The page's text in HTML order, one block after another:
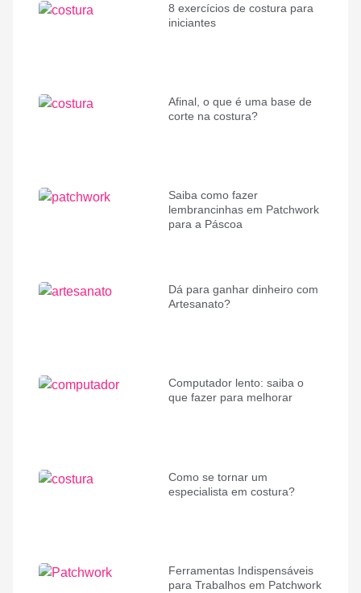
8 exercícios de costura para
iniciantes
Afinal, o que é uma base de
corte na costura?
Saiba como fazer
lembrancinhas em Patchwork
para a Páscoa
Dá para ganhar dinheiro com
Artesanato?
Computador lento: saiba o
que fazer para melhorar
Como se tornar um
especialista em costura?
Ferramentas Indispensáveis
para Trabalhos em Patchwork